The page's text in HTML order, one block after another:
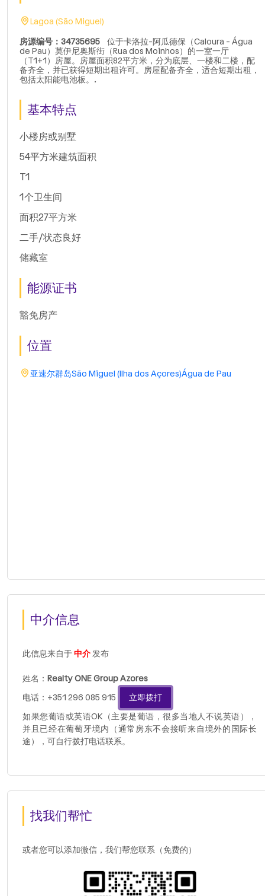
Lagoa (São Miguel)
房源编号：34735695 位于卡洛拉-阿瓜德保（Caloura - Água
de Pau）莫伊尼奥斯街（Rua dos Moinhos）的一室一厅
（T1+1）房屋。房屋面积82平方米，分为底层、一楼和二楼，配
备齐全，并已获得短期出租许可。房屋配备齐全，适合短期出租，
包括太阳能电池板。.
基本特点
小楼房或别墅
54平方米建筑面积
T1
1个卫生间
面积27平方米
二手/状态良好
储藏室
能源证书
豁免房产
位置
亚速尔群岛São Miguel (Ilha dos Açores)Água de Pau
中介信息
此信息来自于中介发布
姓名： Realty ONE Group Azores
电话：+351 296 085 915
立即拨打
如果您葡语或英语OK（主要是葡语，很多当地人不说英语），
并且已经在葡萄牙境内（通常房东不会接听来自境外的国际长
途），可自行拨打电话联系。
找我们帮忙
或者您可以添加微信，我们帮您联系（免费的）